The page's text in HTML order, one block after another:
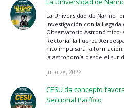
La Universidad de Nariño
investigación con la llegada
Observatorio Astronómico.
Rectoría, la Fuerza
hito impulsará la
la astronomía desde el sur
julio 28, 2026
CESU da concepto
Seccional Pacífico